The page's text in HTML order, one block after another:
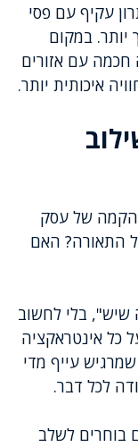
עקיף עם פסי
יותר. במקום
עם אזורים
איכותית יותר.
הקמה של עסק
התאורה? האם
בלי לחשוב
כל אינטראקציה
עייף מדי
לכל דבר.
בוחרים לשלב